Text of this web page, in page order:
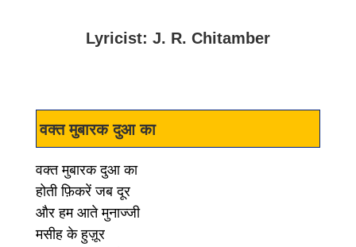
Lyricist: J. R. Chitamber
वक्त मुबारक दुआ का
वक्त मुबारक दुआ का
होती फ़िकरें जब दूर
और हम आते मुनाज्जी
मसीह के हुज़ूर